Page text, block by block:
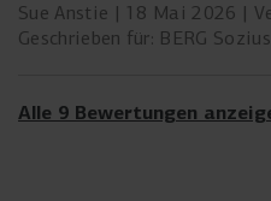
Sue Anstie
18 Mai 2026
Geschrieben für: BERG
Alle 9 Bewertungen